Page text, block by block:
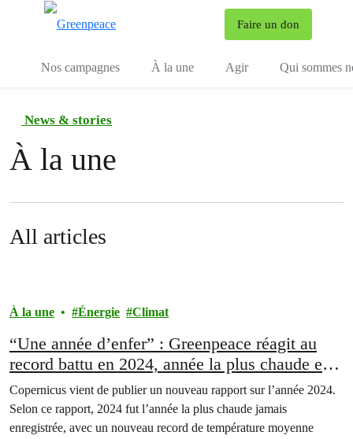
Faire un don
Nos campagnes À la une Agir Qui sommes
News & stories
À la une
All articles
À la une Énergie Climat
“Une année d’enfer” : Greenpeace réagit au
record battu en 2024, année la plus chaude et
la première à dépasser 1.5°C
Copernicus vient de publier un nouveau rapport sur l’année 2024.
Selon ce rapport, 2024 fut l’année la plus chaude jamais
enregistrée, avec un nouveau record de température moyenne